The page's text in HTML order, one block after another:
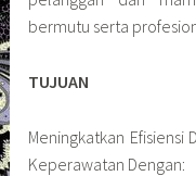
bermutu serta
TUJUAN
Meningkatkan Efisiensi
Keperawatan Dengan: